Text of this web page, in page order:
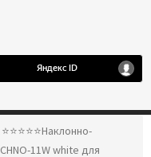
⭐️⭐️⭐️⭐️⭐️Наклонно-
11W white для